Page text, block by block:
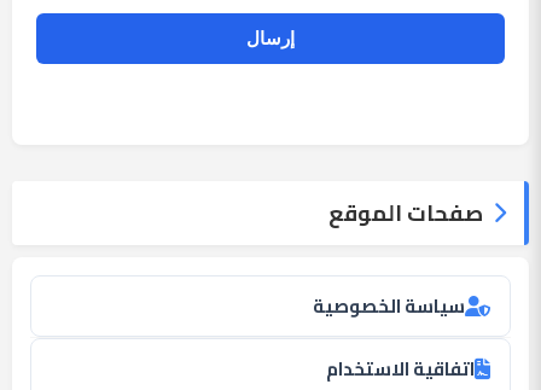
صفحات الموقع
سياسة الخصوصية
اتفاقية الاستخدام